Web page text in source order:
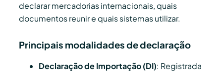
declarar mercadorias internacionais, quais
documentos reunir e quais sistemas utilizar.
Principais modalidades de declaração
Declaração de Importação (DI): Registrada